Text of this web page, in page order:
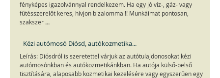
fényképes igazolvánnyal rendelkezem. Ha egy jó víz-, gáz- vagy
fűtésszerelőt keres, hívjon bizalommal!! Munkáimat pontosan,
szakszer ...
Kézi autómosó Diósd, autókozmetika...
Leírás: Diósdról is szeretettel várjuk az autótulajdonosokat kézi
autómosónkban és autókozmetikánkban. Ha autója külső-belső
tisztítására, alaposabb kozmetikai kezelésére vagy egyszerűen egy